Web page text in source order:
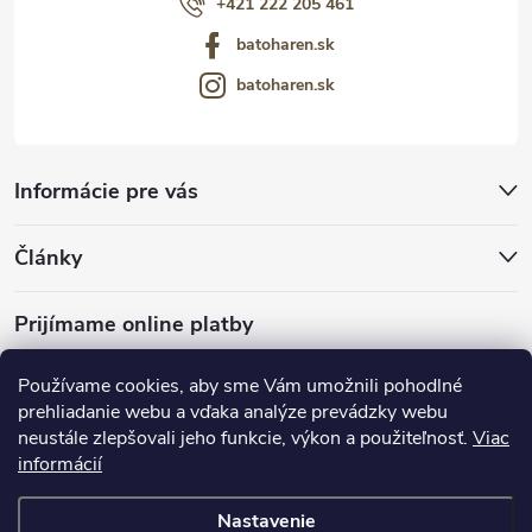
Používame cookies, aby sme Vám umožnili pohodlné
prehliadanie webu a vďaka analýze prevádzky webu
neustále zlepšovali jeho funkcie, výkon a použiteľnosť. Viac
informácií
Nastavenie
Informácie pre vás
Články
Prijímame online platby
+421 222 205 461
batoharen.sk
batoharen.sk